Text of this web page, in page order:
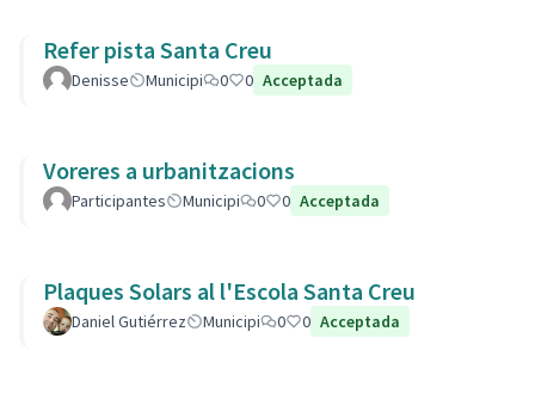
Refer pista Santa Creu
Denisse Municipi 0 0 Acceptada
Voreres a urbanitzacions
Participantes Municipi 0 0 Acceptada
Plaques Solars al l'Escola Santa Creu
Daniel Gutiérrez Municipi 0 0 Acceptada